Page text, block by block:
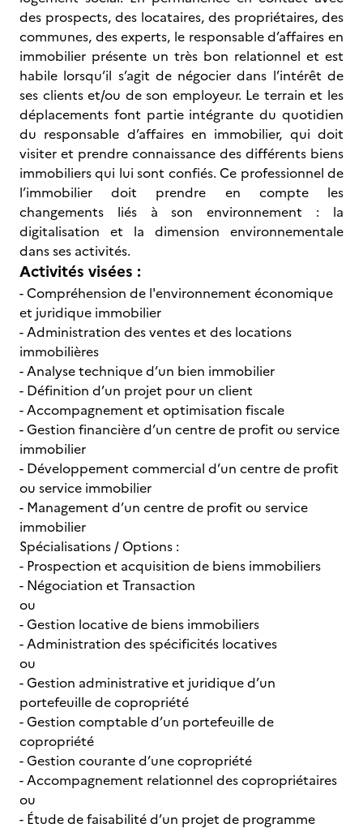
des prospects, des locataires, des propriétaires, des
communes, des experts, le responsable d’affaires en
immobilier présente un très bon relationnel et est
habile lorsqu’il s’agit de négocier dans l’intérêt de
ses clients et/ou de son employeur. Le terrain et les
déplacements font partie intégrante du quotidien
du responsable d’affaires en immobilier, qui doit
visiter et prendre connaissance des différents biens
immobiliers qui lui sont confiés. Ce professionnel de
l’immobilier doit prendre en compte les
changements liés à son environnement : la
digitalisation et la dimension environnementale
dans ses activités.
Activités visées :
- Compréhension de l'environnement économique
et juridique immobilier
- Administration des ventes et des locations
immobilières
- Analyse technique d’un bien immobilier
- Définition d’un projet pour un client
- Accompagnement et optimisation fiscale
- Gestion financière d’un centre de profit ou service
immobilier
- Développement commercial d’un centre de profit
ou service immobilier
- Management d’un centre de profit ou service
immobilier
Spécialisations / Options :
- Prospection et acquisition de biens immobiliers
- Négociation et Transaction
ou
- Gestion locative de biens immobiliers
- Administration des spécificités locatives
ou
- Gestion administrative et juridique d’un
portefeuille de copropriété
- Gestion comptable d’un portefeuille de
copropriété
- Gestion courante d’une copropriété
- Accompagnement relationnel des copropriétaires
ou
- Étude de faisabilité d’un projet de programme